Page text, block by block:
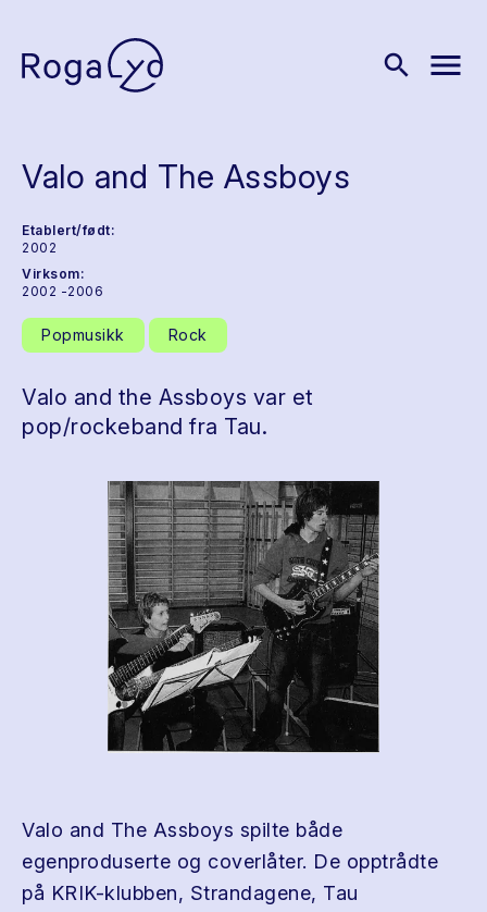
search menu
Valo and The Assboys
Etablert/født:
2002
Virksom:
2002 -2006
Popmusikk Rock
Valo and the Assboys var et
pop/rockeband fra Tau.
Valo and The Assboys spilte både
egenproduserte og coverlåter. De opptrådte
på KRIK-klubben, Strandagene, Tau